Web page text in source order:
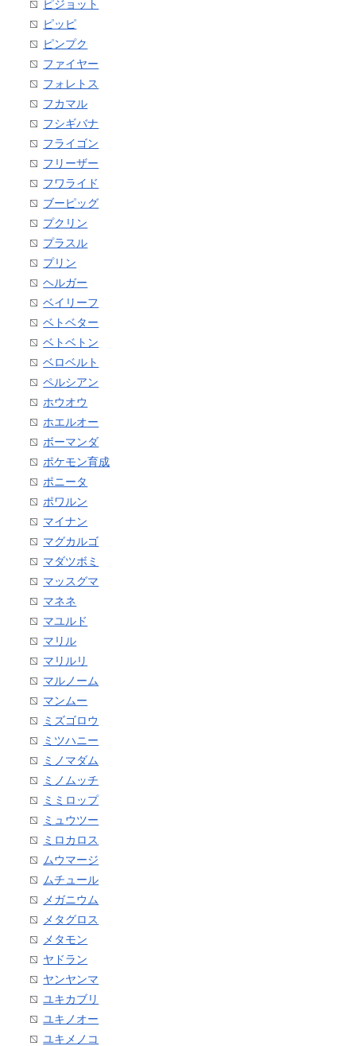
ピジョット
ピッピ
ピンプク
ファイヤー
フォレトス
フカマル
フシギバナ
フライゴン
フリーザー
フワライド
ブーピッグ
プクリン
プラスル
プリン
ヘルガー
ベイリーフ
ベトベター
ベトベトン
ベロベルト
ペルシアン
ホウオウ
ホエルオー
ボーマンダ
ポケモン育成
ポニータ
ポワルン
マイナン
マグカルゴ
マダツボミ
マッスグマ
マネネ
マユルド
マリル
マリルリ
マルノーム
マンムー
ミズゴロウ
ミツハニー
ミノマダム
ミノムッチ
ミミロップ
ミュウツー
ミロカロス
ムウマージ
ムチュール
メガニウム
メタグロス
メタモン
ヤドラン
ヤンヤンマ
ユキカブリ
ユキノオー
ユキメノコ